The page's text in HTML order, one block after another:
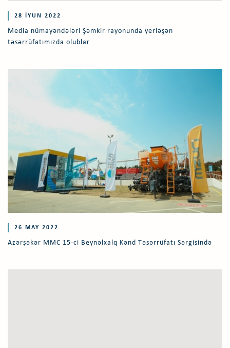
28 İYUN 2022
Media nümayəndələri Şəmkir rayonunda yerləşən
təsərrüfatımızda olublar
26 MAY 2022
Azərşəkər MMC 15-ci Beynəlxalq Kənd Təsərrüfatı Sərgisində